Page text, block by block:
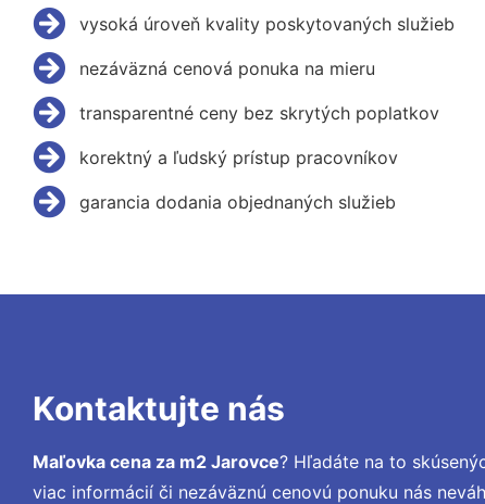
vysoká úroveň kvality poskytovaných služieb
nezáväzná cenová ponuka na mieru
transparentné ceny bez skrytých poplatkov
korektný a ľudský prístup pracovníkov
garancia dodania objednaných služieb
Kontaktujte nás
Maľovka cena za m2 Jarovce? Hľadáte na to
viac informácií či nezáväznú cenovú ponuku nás